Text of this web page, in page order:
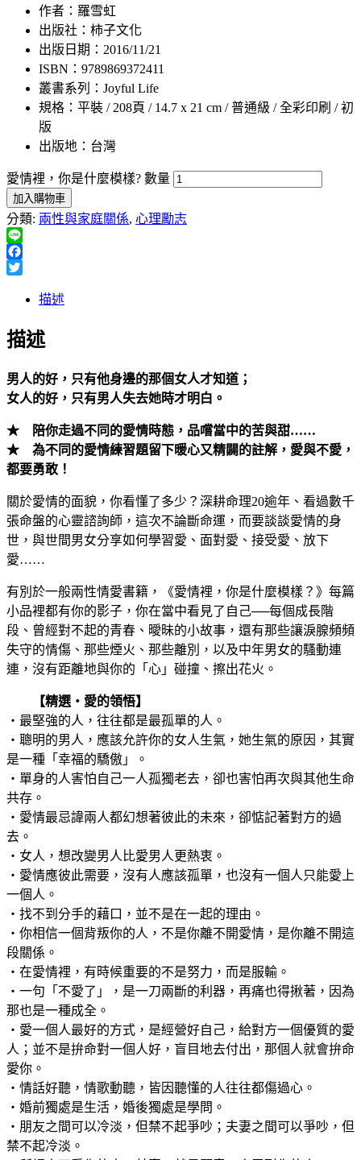
作者：羅雪虹
出版社：柿子文化
出版日期：2016/11/21
ISBN：9789869372411
叢書系列：Joyful Life
規格：平裝 / 208頁 / 14.7 x 21 cm / 普通級 / 全彩印刷 / 初
版
出版地：台灣
愛情裡，你是什麼模樣? 數量
加入購物車
分類: 兩性與家庭關係, 心理勵志
Line
Facebook
描述
描述
男人的好，只有他身邊的那個女人才知道；
女人的好，只有男人失去她時才明白。
★ 陪你走過不同的愛情時態，品嚐當中的苦與甜……
★ 為不同的愛情練習題留下暖心又精闢的註解，愛與不愛，
都要勇敢！
關於愛情的面貌，你看懂了多少？深耕命理20逾年、看過數千
張命盤的心靈諮詢師，這次不論斷命運，而要談談愛情的身
世，與世間男女分享如何學習愛、面對愛、接受愛、放下
愛……
有別於一般兩性情愛書籍，《愛情裡，你是什麼模樣？》每篇
小品裡都有你的影子，你在當中看見了自己──每個成長階
段、曾經對不起的青春、曖昧的小故事，還有那些讓淚腺頻頻
失守的情傷、那些煙火、那些離別，以及中年男女的騷動連
連，沒有距離地與你的「心」碰撞、擦出花火。
【精選‧愛的領悟】
‧最堅強的人，往往都是最孤單的人。
‧聰明的男人，應該允許你的女人生氣，她生氣的原因，其實
是一種「幸福的驕傲」。
‧單身的人害怕自己一人孤獨老去，卻也害怕再次與其他生命
共存。
‧愛情最忌諱兩人都幻想著彼此的未來，卻惦記著對方的過
去。
‧女人，想改變男人比愛男人更熱衷。
‧愛情應彼此需要，沒有人應該孤單，也沒有一個人只能愛上
一個人。
‧找不到分手的藉口，並不是在一起的理由。
‧你相信一個背叛你的人，不是你離不開愛情，是你離不開這
段關係。
‧在愛情裡，有時候重要的不是努力，而是服輸。
‧一句「不愛了」，是一刀兩斷的利器，再痛也得揪著，因為
那也是一種成全。
‧愛一個人最好的方式，是經營好自己，給對方一個優質的愛
人；並不是拚命對一個人好，盲目地去付出，那個人就會拚命
愛你。
‧情話好聽，情歌動聽，皆因聽懂的人往往都傷過心。
‧婚前獨處是生活，婚後獨處是學問。
‧朋友之間可以冷淡，但禁不起爭吵；夫妻之間可以爭吵，但
禁不起冷淡。